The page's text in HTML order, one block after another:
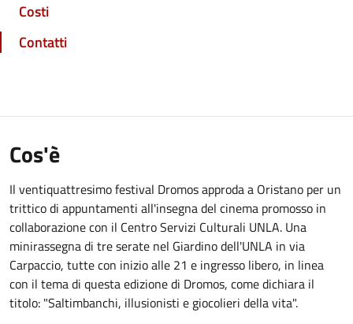
Costi
Contatti
Cos'è
Il ventiquattresimo festival Dromos approda a Oristano per un
trittico di appuntamenti all'insegna del cinema promosso in
collaborazione con il Centro Servizi Culturali UNLA. Una
minirassegna di tre serate nel Giardino dell'UNLA in via
Carpaccio, tutte con inizio alle 21 e ingresso libero, in linea
con il tema di questa edizione di Dromos, come dichiara il
titolo: "Saltimbanchi, illusionisti e giocolieri della vita".